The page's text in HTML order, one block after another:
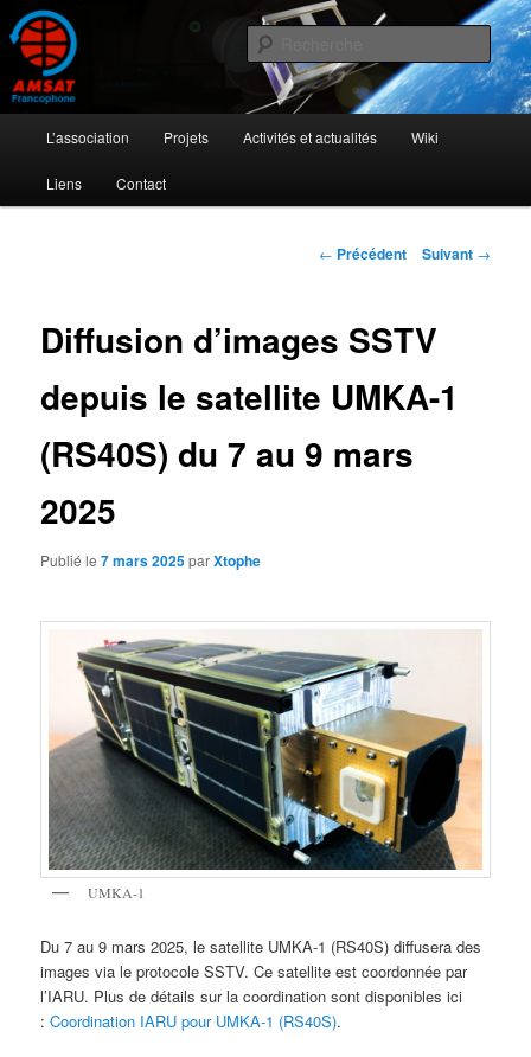
Aller
au
contenu
principalAMSAT Francophone
L'activité radioamateur par satellite
principal
L’association Projets Activités et actualités Wiki
Liens Contact
Navigation
← Précédent Suivant →
Diffusion d’images SSTV
depuis le satellite UMKA-1
(RS40S) du 7 au 9 mars
2025
Publié le7 mars 2025parXtophe
UMKA-1
Du 7 au 9 mars 2025, le satellite UMKA-1 (RS40S) diffusera des
images via le protocole SSTV. Ce satellite est coordonnée par
l’IARU. Plus de détails sur la coordination sont disponibles ici
:Coordination IARU pour UMKA-1 (RS40S).